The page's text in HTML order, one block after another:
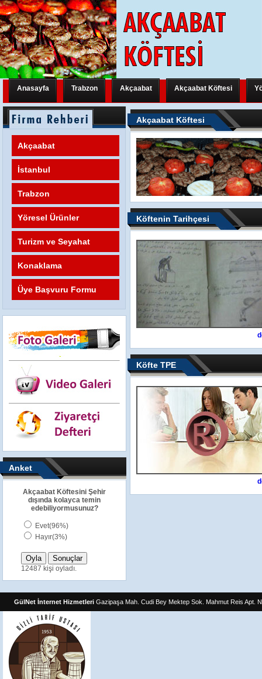
Anasayfa Trabzon Akçaabat Akçaabat Köftesi
Trabzon Yeni Bir Uluslararası Organizasyona Hazırlanıyor
Trabzon Yeni Bir Uluslararası Organizasyona Hazırlanıyor Trabzon
Trabzon Yeni Bir Uluslararası Organizasyona Hazırlanıyor FATİH
Akçaabat
İstanbul
Trabzon
Yöresel Ürünler
Turizm ve Seyahat
Konaklama
Üye Başvuru Formu
Anket
Akçaabat Köftesini Şehir
dışında kolayca temin
edebiliyormusunuz?
Evet(96%)
Hayır(3%)
12487 kişi oyladı.
Akçaabat Köftesi
Köftenin Tarihçesi
Köfte TPE
GülNet İnternet Hizmetleri Gazipaşa Mah. Cudi Bey Mektep Sok. Mahmut Reis